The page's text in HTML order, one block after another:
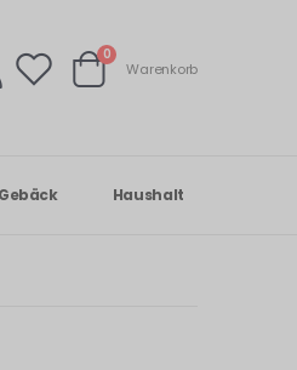
Warenkorb
0Artikel
Warenkorb
Gebäck Haushalt